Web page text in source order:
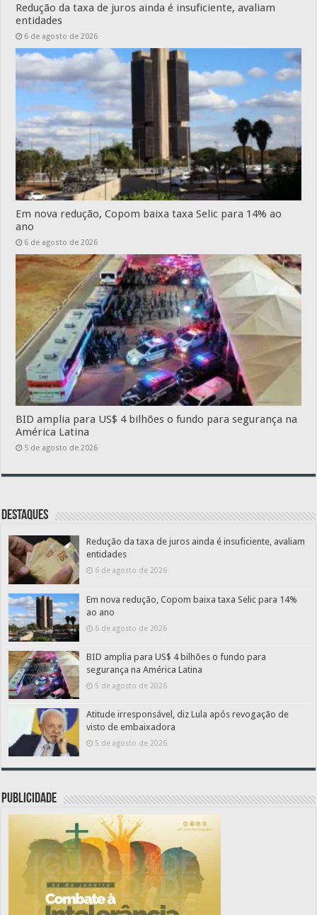
Redução da taxa de juros ainda é insuficiente, avaliam
entidades
6 de agosto de 2026
Em nova redução, Copom baixa taxa Selic para 14% ao
ano
6 de agosto de 2026
BID amplia para US$ 4 bilhões o fundo para segurança na
América Latina
5 de agosto de 2026
Destaques
Redução da taxa de juros ainda é insuficiente, avaliam
entidades
6 de agosto de 2026
Em nova redução, Copom baixa taxa Selic para 14%
ao ano
6 de agosto de 2026
BID amplia para US$ 4 bilhões o fundo para
segurança na América Latina
5 de agosto de 2026
Atitude irresponsável, diz Lula após revogação de
visto de embaixadora
5 de agosto de 2026
PUBLICIDADE